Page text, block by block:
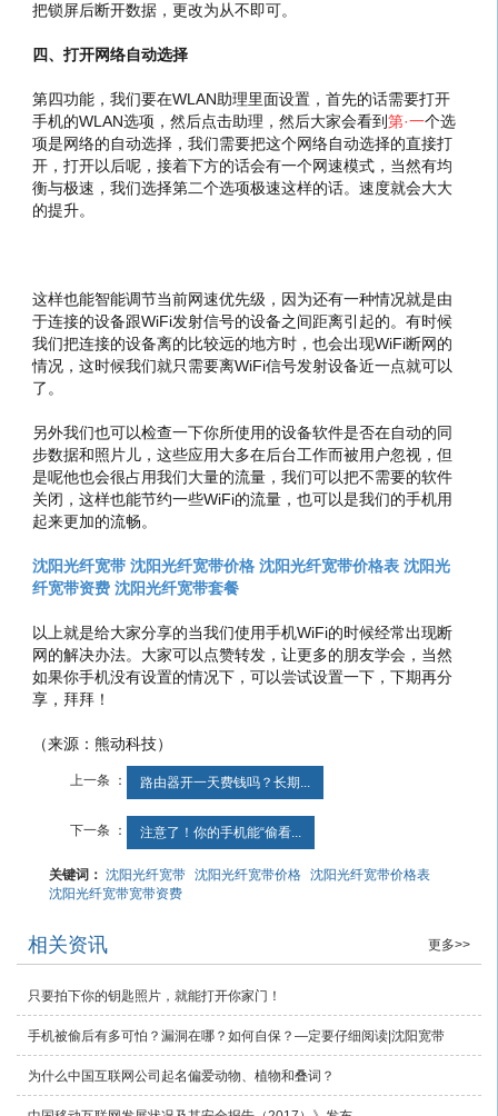
把锁屏后断开数据，更改为从不即可。
四、打开网络自动选择
第四功能，我们要在WLAN助理里面设置，首先的话需要打开
手机的WLAN选项，然后点击助理，然后大家会看到第·一个选
项是网络的自动选择，我们需要把这个网络自动选择的直接打
开，打开以后呢，接着下方的话会有一个网速模式，当然有均
衡与极速，我们选择第二个选项极速这样的话。速度就会大大
的提升。
这样也能智能调节当前网速优先级，因为还有一种情况就是由
于连接的设备跟WiFi发射信号的设备之间距离引起的。有时候
我们把连接的设备离的比较远的地方时，也会出现WiFi断网的
情况，这时候我们就只需要离WiFi信号发射设备近一点就可以
了。
另外我们也可以检查一下你所使用的设备软件是否在自动的同
步数据和照片儿，这些应用大多在后台工作而被用户忽视，但
是呢他也会很占用我们大量的流量，我们可以把不需要的软件
关闭，这样也能节约一些WiFi的流量，也可以是我们的手机用
起来更加的流畅。
沈阳光纤宽带 沈阳光纤宽带价格 沈阳光纤宽带价格表 沈阳光
纤宽带资费 沈阳光纤宽带套餐
以上就是给大家分享的当我们使用手机WiFi的时候经常出现断
网的解决办法。大家可以点赞转发，让更多的朋友学会，当然
如果你手机没有设置的情况下，可以尝试设置一下，下期再分
享，拜拜！
（来源：熊动科技）
上一条 ： 路由器开一天费钱吗？长期...
下一条 ： 注意了！你的手机能“偷看...
关键词：沈阳光纤宽带 沈阳光纤宽带价格 沈阳光纤宽带价格表
沈阳光纤宽带宽带资费
相关资讯 更多>>
只要拍下你的钥匙照片，就能打开你家门！
手机被偷后有多可怕？漏洞在哪？如何自保？—定要仔细阅读|沈阳宽带
为什么中国互联网公司起名偏爱动物、植物和叠词？